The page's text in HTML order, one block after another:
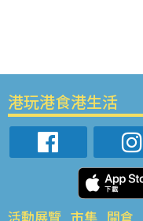
港玩港食港生活
活動展覽 市集 開倉